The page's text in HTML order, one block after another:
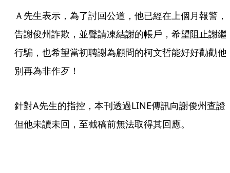
Ａ先生表示，為了討回公道，他已經在上個月報警，
告謝俊州詐欺，並聲請凍結謝的帳戶，希望阻止謝繼
行騙，也希望當初聘謝為顧問的柯文哲能好好勸勸他
別再為非作歹！
針對A先生的指控，本刊透過LINE傳訊向謝俊州查證
但他未讀未回，至截稿前無法取得其回應。